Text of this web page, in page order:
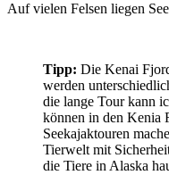
Auf vielen Felsen liegen
Tipp: Die Kenai
werden
die lange Tour kann
können in den Kenia
Seekajaktouren
Tierwelt mit
die Tiere in Alaska